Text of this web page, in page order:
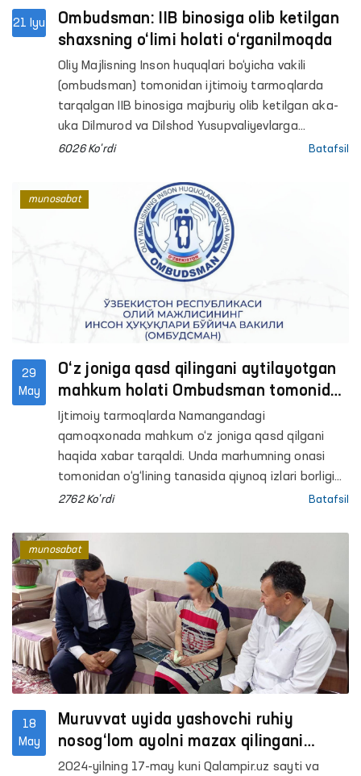
21 Iyu
Ombudsman: IIB binosiga olib ketilgan
shaxsning o‘limi holati o‘rganilmoqda
Oliy Majlisning Inson huquqlari bo‘yicha vakili
(ombudsman) tomonidan ijtimoiy tarmoqlarda
tarqalgan IIB binosiga majburiy olib ketilgan aka-
uka Dilmurod va Dilshod Yusupvaliyevlarga
nisbatan kuch ishlatilganligi holati o‘rganilmoqda.
6026 Ko'rdi Batafsil
29
May
O‘z joniga qasd qilingani aytilayotgan
mahkum holati Ombudsman tomonidan
o‘rganilmoqda
Ijtimoiy tarmoqlarda Namangandagi
qamoqxonada mahkum o‘z joniga qasd qilgani
haqida xabar tarqaldi. Unda marhumning onasi
tomonidan o‘g‘lining tanasida qiynoq izlari borligi
qayd etilganligi maʼlum qilingan.
2762 Ko'rdi Batafsil
munosabat
18
May
Muruvvat uyida yashovchi ruhiy
nosog‘lom ayolni mazax qilingani
holati o‘rganildi
2024-yilning 17-may kuni Qalampir.uz sayti va
munosabat